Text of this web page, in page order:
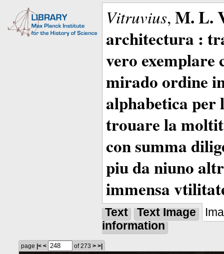
Vitruvius, M. L.
architectura :
vero exemplare
mirado ordine
alphabetica per
trouare la
con summa
piu da niuno
immensa
Text Text Image
information
page |< < of 273 > >|